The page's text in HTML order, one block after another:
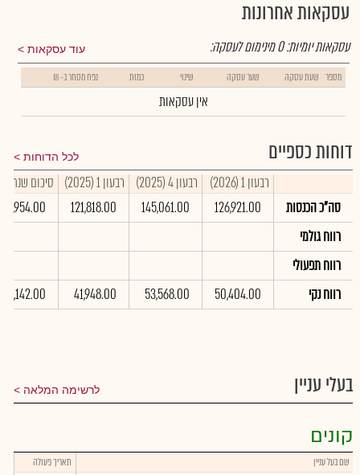
עסקאות אחרונות
עוד עסקאות עסקאות יומיות:0מינימום לעסקה:
מספר שעת עסקה שער עסקה שינוי כמות נפח מסחר ב- ₪
אין עסקאות
דוחות כספיים לכל הדוחות
רבעון 1 (2026) רבעון 4 (2025) רבעון 1 (2025)
סיכום שנתי 2025
סה"כ הכנסות
126,921.00
145,061.00
121,818.00
רווח גולמי
רווח תפעולי
רווח נקי
50,404.00
53,568.00
41,948.00
בעלי עניין לרשימה המלאה
קונים
שם בעל עניין תאריך פעולה